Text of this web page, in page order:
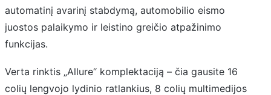
automatinį avarinį stabdymą, automobilio eismo
juostos palaikymo ir leistino greičio atpažinimo
funkcijas.
Verta rinktis „Allure“ komplektaciją – čia gausite 16
colių lengvojo lydinio ratlankius, 8 colių multimedijos